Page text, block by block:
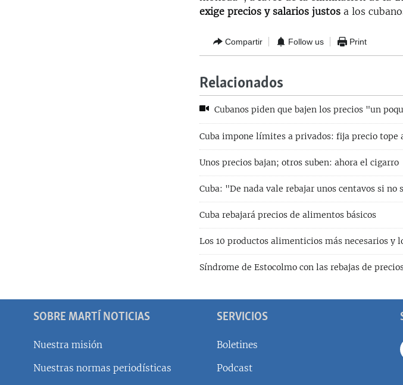
exige precios y salarios justosa los
Compartir Follow us Print
Relacionados
Cubanos piden que bajen los precios "un
Cuba impone límites a privados: fija precio tope
Unos precios bajan; otros suben: ahora el cigarro
Cuba: "De nada vale rebajar unos centavos si no
Cuba rebajará precios de alimentos básicos
Los 10 productos alimenticios más necesarios y
Síndrome de Estocolmo con las rebajas de
SOBRE MARTÍ NOTICIAS
Nuestra misión
Nuestras normas periodísticas
SERVICIOS
Boletines
Podcast